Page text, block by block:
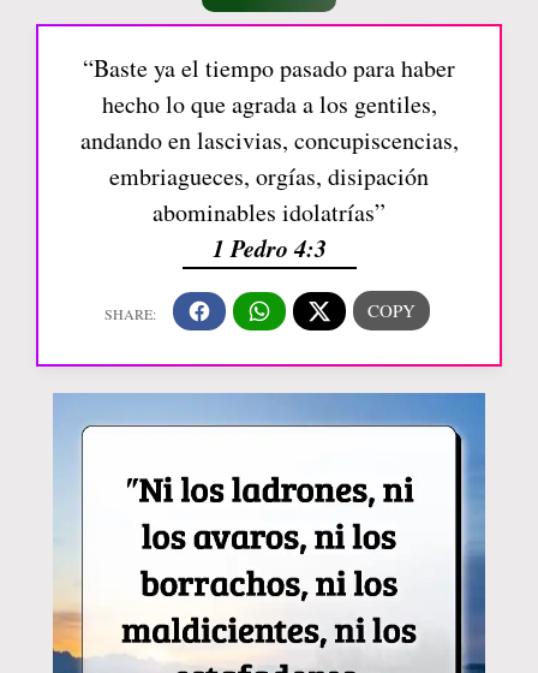
“Baste ya el tiempo pasado para haber
hecho lo que agrada a los gentiles,
andando en lascivias, concupiscencias,
embriagueces, orgías, disipación
abominables idolatrías”
1 Pedro 4:3